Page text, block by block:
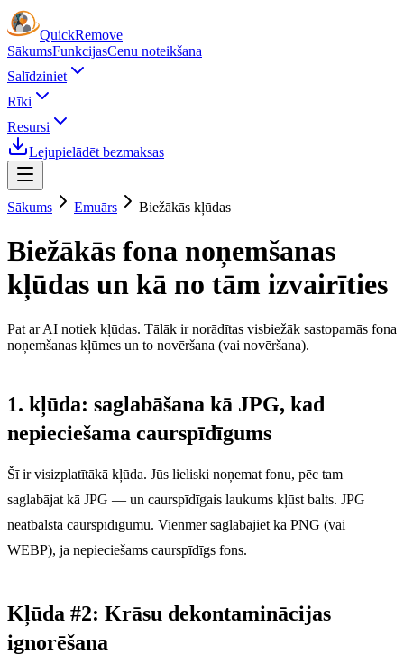
QuickRemove
SākumsFunkcijasCenu noteikšana
Salīdziniet
Rīki
Resursi
Lejupielādēt bezmaksas
Sākums Emuārs Biežākās kļūdas
Biežākās fona noņemšanas
kļūdas un kā no tām izvairīties
Pat ar AI notiek kļūdas. Tālāk ir norādītas visbiežāk sastopamās fona
noņemšanas kļūmes un to novēršana (vai novēršana).
1. kļūda: saglabāšana kā JPG, kad
nepieciešama caurspīdīgums
Šī ir visizplatītākā kļūda. Jūs lieliski noņemat fonu, pēc tam
saglabājat kā JPG — un caurspīdīgais laukums kļūst balts. JPG
neatbalsta caurspīdīgumu. Vienmēr saglabājiet kā PNG (vai
WEBP), ja nepieciešams caurspīdīgs fons.
Kļūda #2: Krāsu dekontaminācijas
ignorēšana